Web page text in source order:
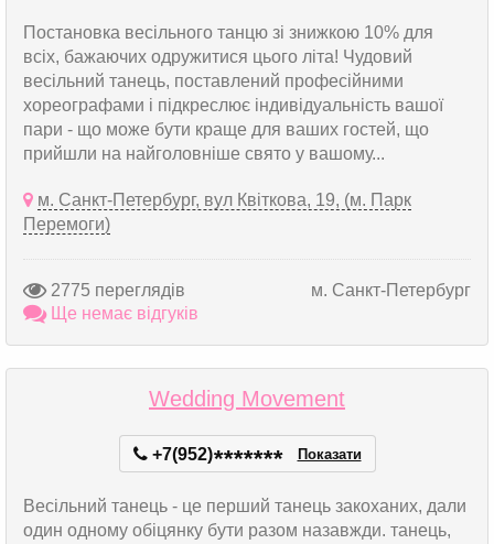
Постановка весільного танцю зі знижкою 10% для
всіх, бажаючих одружитися цього літа! Чудовий
весільний танець, поставлений професійними
хореографами і підкреслює індивідуальність вашої
пари - що може бути краще для ваших гостей, що
прийшли на найголовніше свято у вашому...
м. Санкт-Петербург, вул Квіткова, 19, (м. Парк
Перемоги)
2775 переглядів
м. Санкт-Петербург
Ще немає відгуків
Wedding Movement
+7(952)******* Показати
Весільний танець - це перший танець закоханих, дали
один одному обіцянку бути разом назавжди. танець,